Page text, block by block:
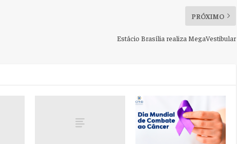
PRÓXIMO
Estácio Brasília realiza MegaVestibular